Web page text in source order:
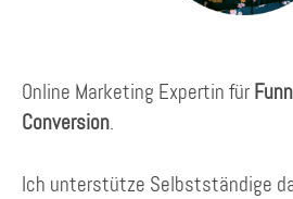
Online Marketing Expertin für
Conversion.
Ich unterstütze Selbstständige